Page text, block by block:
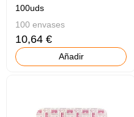
100uds
100 envases
10,64 €
Añadir